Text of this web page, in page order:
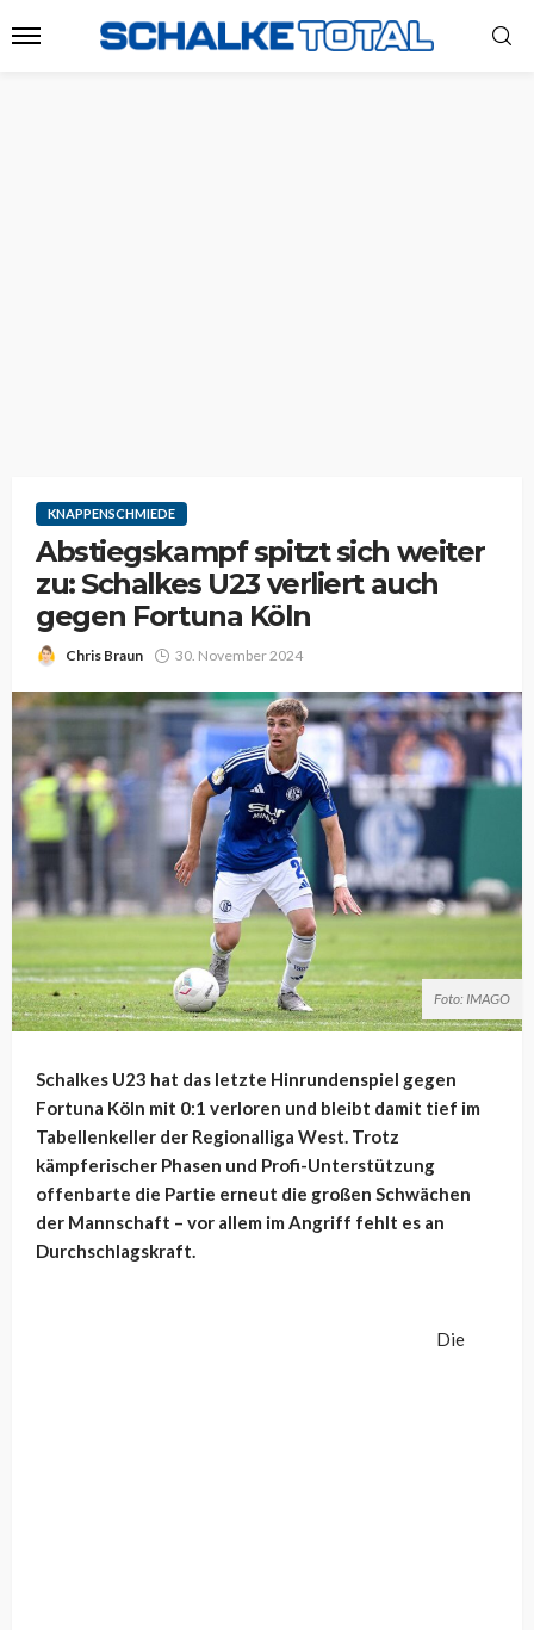
KNAPPENSCHMIEDE
Abstiegskampf spitzt sich weiter
zu: Schalkes U23 verliert auch
gegen Fortuna Köln
Chris Braun 30. November 2024
Foto: IMAGO
Schalkes U23 hat das letzte Hinrundenspiel gegen
Fortuna Köln mit 0:1 verloren und bleibt damit tief im
Tabellenkeller der Regionalliga West. Trotz
kämpferischer Phasen und Profi-Unterstützung
offenbarte die Partie erneut die großen Schwächen
der Mannschaft – vor allem im Angriff fehlt es an
Durchschlagskraft.
Die